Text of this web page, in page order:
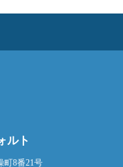
ルト
町8番21号